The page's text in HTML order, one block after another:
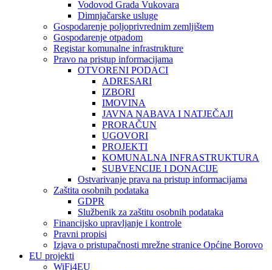
Vodovod Grada Vukovara
Dimnjačarske usluge
Gospodarenje poljoprivrednim zemljištem
Gospodarenje otpadom
Registar komunalne infrastrukture
Pravo na pristup informacijama
OTVORENI PODACI
ADRESARI
IZBORI
IMOVINA
JAVNA NABAVA I NATJEČAJI
PRORAČUN
UGOVORI
PROJEKTI
KOMUNALNA INFRASTRUKTURA
SUBVENCIJE I DONACIJE
Ostvarivanje prava na pristup informacijama
Zaštita osobnih podataka
GDPR
Službenik za zaštitu osobnih podataka
Financijsko upravljanje i kontrole
Pravni propisi
Izjava o pristupačnosti mrežne stranice Općine Borovo
EU projekti
WiFi4EU